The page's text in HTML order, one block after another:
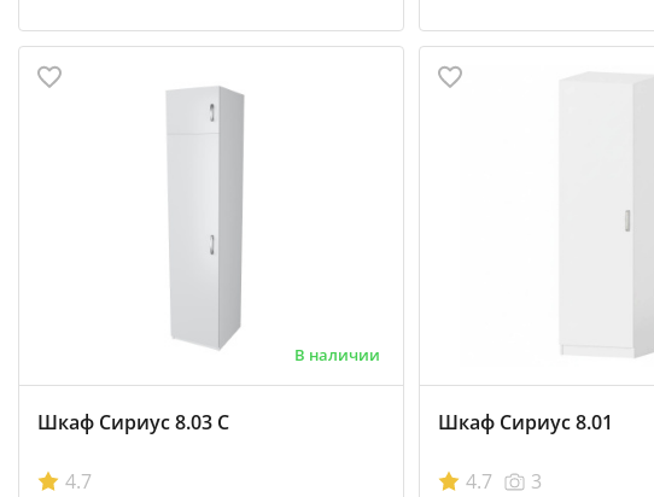
В наличии
Шкаф Сириус 8.03 С
4.7
Шкаф Сириус 8.01
4.7
3